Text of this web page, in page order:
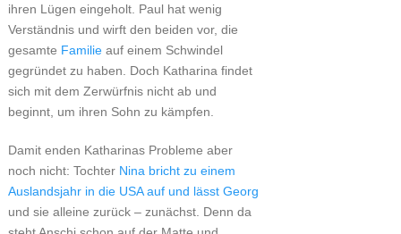
ihren Lügen eingeholt. Paul hat wenig
Verständnis und wirft den beiden vor, die
gesamte Familieauf einem Schwindel
gegründet zu haben. Doch Katharina findet
sich mit dem Zerwürfnis nicht ab und
beginnt, um ihren Sohn zu kämpfen.
Damit enden Katharinas Probleme aber
noch nicht: Tochter Nina bricht zu einem
Auslandsjahr in die USA auf und lässt Georg
und sie alleine zurück – zunächst. Denn da